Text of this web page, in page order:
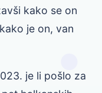
kako se on
je on, van
je li pošlo za